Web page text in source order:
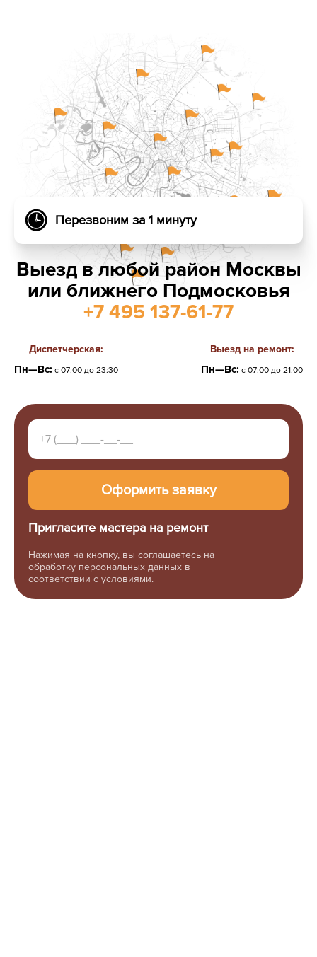
Выезд в любой район Москвы
или ближнего Подмосковья
+7 495 137-61-77
Диспетчерская:
Пн—Вс: с 07:00 до 23:30
Выезд на ремонт:
Пн—Вс: с 07:00 до 21:00
Пригласите мастера на ремонт
Нажимая на кнопку, вы соглашаетесь на
обработку персональных данных в
соответствии с условиями.
Перезвоним за 1 минуту